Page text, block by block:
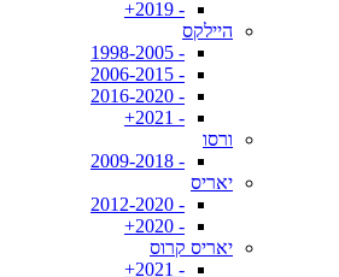
- 2019+
היילקס
- 1998-2005
- 2006-2015
- 2016-2020
- 2021+
ורסו
- 2009-2018
יאריס
- 2012-2020
- 2020+
יאריס קרוס
- 2021+